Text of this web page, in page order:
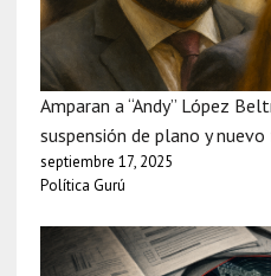
Amparan a “Andy” López
suspensión de plano y
septiembre 17, 2025
Política Gurú